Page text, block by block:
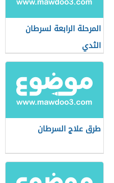
المرحلة الرابعة لسرطان
الثدي
طرق علاج السرطان